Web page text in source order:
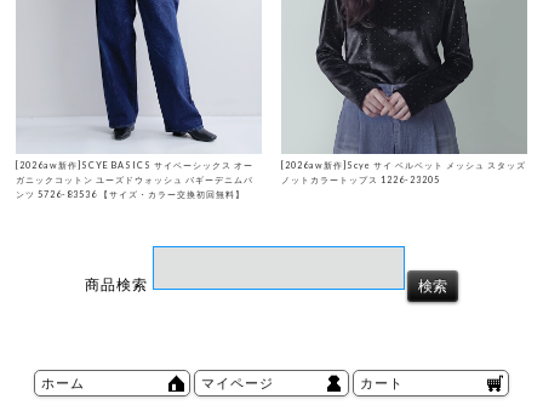
[2026aw新作]SCYE BASICS サイベーシックス オー
ガニックコットン ユーズドウォッシュ バギーデニムパ
ンツ 5726-83536 【サイズ・カラー交換初回無料】
[2026aw新作]Scye サイ ベルベット メッシュ スタッズ
ノットカラートップス 1226-23205
商品検索
ホーム マイページ カート